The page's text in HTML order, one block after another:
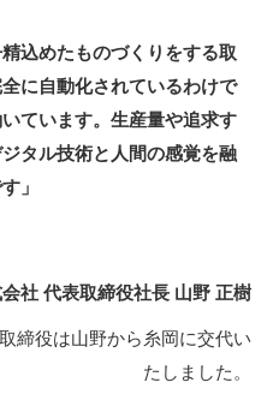
込めたものづくりをする取
に自動化されているわけで
ています。生産量や追求す
タル技術と人間の感覚を融
」
会社 代表取締役社長 山野 正樹
締役は山野から糸岡に交代い
たしました。